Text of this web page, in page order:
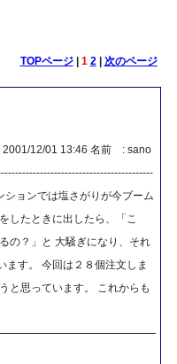
TOPページ| 1 2| 次のページ
12/01 13:46 名前 : sano
ョンでは塩さがりが今ブーム
したときに出したら、「こ
の？」と 大騒ぎになり、それ
ます。 今回は２８個注文しま
と思っています。 これからも